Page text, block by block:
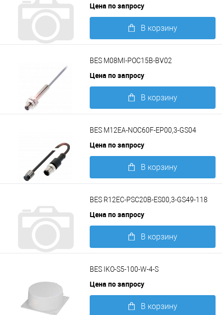
Цена по запросу
В корзину
BES M08MI-POC15B-BV02
Цена по запросу
В корзину
BES M12EA-NOC60F-EP00,3-GS04
Цена по запросу
В корзину
BES R12EC-PSC20B-ES00,3-GS49-118
Цена по запросу
В корзину
BES IKO-S5-100-W-4-S
Цена по запросу
В корзину